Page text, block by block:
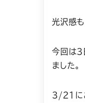
光沢感も
今回は3
ました。
3/21に